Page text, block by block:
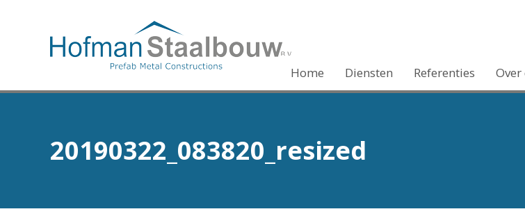
Home Diensten Referenties Over
20190322_083820_resized